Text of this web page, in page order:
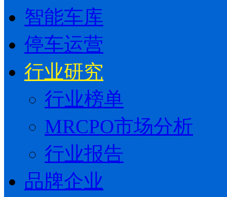
智能车库
停车运营
行业研究
行业榜单
MRCPO市场分析
行业报告
品牌企业